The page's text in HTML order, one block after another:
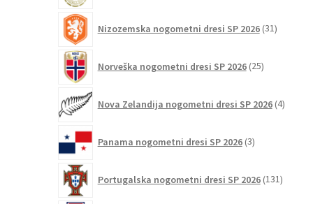
Nizozemska nogometni dresi SP 2026 31izdelkov
Norveška nogometni dresi SP 2026 25izdelkov
Nova Zelandija nogometni dresi SP 2026 4izdelki
Panama nogometni dresi SP 2026 3izdelki
Portugalska nogometni dresi SP 2026 131